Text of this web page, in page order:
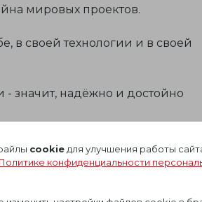
мировых проектов.
в своей технологии и в своей
- значит, надёжно и достойно
cookie для улучшения работы
конфиденциальности